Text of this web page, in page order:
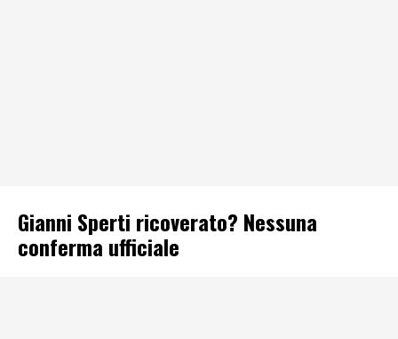
Gianni Sperti ricoverato? Nessuna
conferma ufficiale